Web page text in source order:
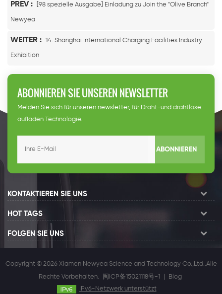
PREV : [98 spezielle Ausgabe] Einladung zu Join the "Olive Branch"
Newyea
WEITER : 14. Shanghai International Charging Facilities Industry
Exhibition
ABONNIEREN SIE UNSEREN NEWSLETTER
Melden Sie sich für unseren newsletter, für Draht-und drahtlose
aufladen Technologie.
ABONNIEREN
KONTAKTIEREN SIE UNS
HOT TAGS
FOLGEN SIE UNS
Copyright © 2026 Xiamen Newyea Science and Technology Co.,Ltd..Alle
Rechte Vorbehalten.
闽ICP备15021118号-1
Blog
IPv6-Netzwerk unterstützt